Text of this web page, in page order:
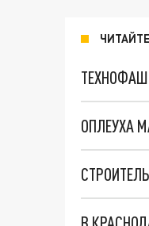
ОПЛЕУХА